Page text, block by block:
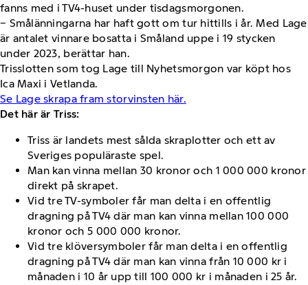
fanns med i TV4-huset under tisdagsmorgonen.
− Smålänningarna har haft gott om tur hittills i år. Med Lage
är antalet vinnare bosatta i Småland uppe i 19 stycken
under 2023, berättar han.
Trisslotten som tog Lage till Nyhetsmorgon var köpt hos
Ica Maxi i Vetlanda.
Se Lage skrapa fram storvinsten här.
Det här är Triss:
Triss är landets mest sålda skraplotter och ett av
Sveriges populäraste spel.
Man kan vinna mellan 30 kronor och 1 000 000 kronor
direkt på skrapet.
Vid tre TV-symboler får man delta i en offentlig
dragning på TV4 där man kan vinna mellan 100 000
kronor och 5 000 000 kronor.
Vid tre klöversymboler får man delta i en offentlig
dragning på TV4 där man kan vinna från 10 000 kr i
månaden i 10 år upp till 100 000 kr i månaden i 25 år.